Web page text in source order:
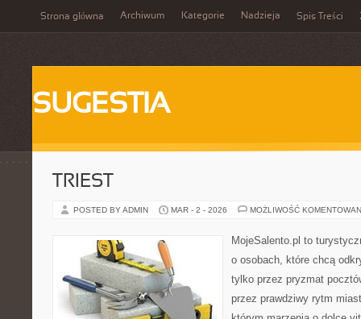
Strona główna Archiwum Kategorie Nadzieja Spis Treści
SUGESTIA
TRIEST
POSTED BY ADMIN MAR - 2 - 2026 MOŻLIWOŚĆ
MojeSalento.pl to
o osobach, które chcą
tylko przez pryzmat
przez prawdziwy rytm